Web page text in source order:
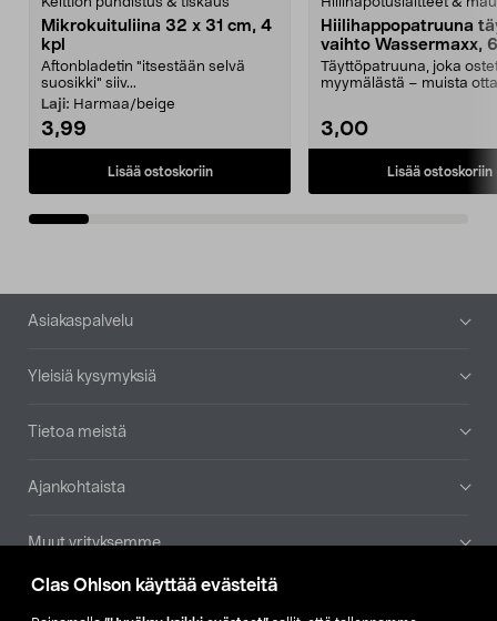
Clas Ohlson käyttää evästeitä
Mikrokuituliina 32 x 31 cm, 4
kpl
Aftonbladetin "itsestään selvä
suosikki" siiv...
Laji: Harmaa/beige
3,99
Lisää ostoskoriin
Hiilihappopatruuna
vaihto Wassermaxx,
Täyttöpatruuna, joka
myymälästä – muista
3,00
Lisää ostoskoriin
Alatunniste
Asiakaspalvelu
Yleisiä kysymyksiä
Tietoa meistä
Ajankohtaista
Muut yrityksemme
Etsi myymälä